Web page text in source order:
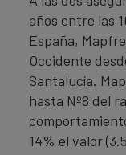
años entre las
España,
Occidente
Santalucía.
hasta Nº8 del
14% el valor